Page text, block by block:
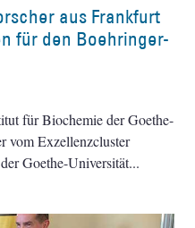
aus Frankfurt
für den Boehringer-
für Biochemie der Goethe-
vom Exzellenzcluster
Goethe-Universität